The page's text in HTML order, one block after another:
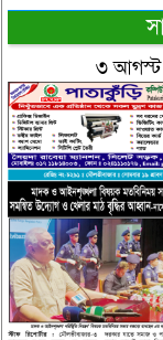
৩ আগস্ট